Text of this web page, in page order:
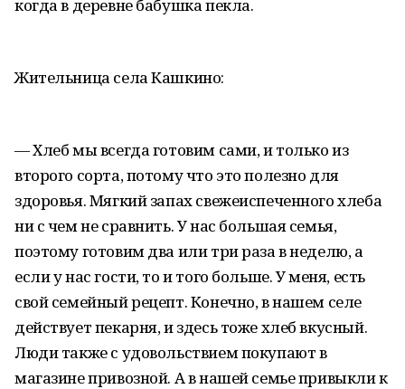
когда в деревне бабушка пекла.
Жительница села Кашкино:
— Хлеб мы всегда готовим сами, и только из
второго сорта, потому что это полезно для
здоровья. Мягкий запах свежеиспеченного хлеба
ни с чем не сравнить. У нас большая семья,
поэтому готовим два или три раза в неделю, а
если у нас гости, то и того больше. У меня, есть
свой семейный рецепт. Конечно, в нашем селе
действует пекарня, и здесь тоже хлеб вкусный.
Люди также с удовольствием покупают в
магазине привозной. А в нашей семье привыкли к